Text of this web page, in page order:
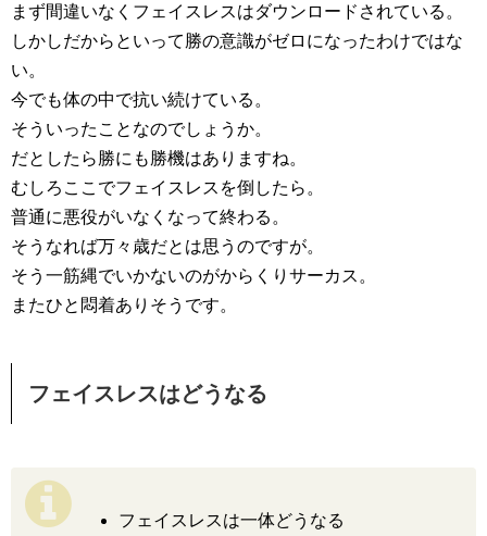
まず間違いなくフェイスレスはダウンロードされている。
しかしだからといって勝の意識がゼロになったわけではな
い。
今でも体の中で抗い続けている。
そういったことなのでしょうか。
だとしたら勝にも勝機はありますね。
むしろここでフェイスレスを倒したら。
普通に悪役がいなくなって終わる。
そうなれば万々歳だとは思うのですが。
そう一筋縄でいかないのがからくりサーカス。
またひと悶着ありそうです。
フェイスレスはどうなる
フェイスレスは一体どうなる